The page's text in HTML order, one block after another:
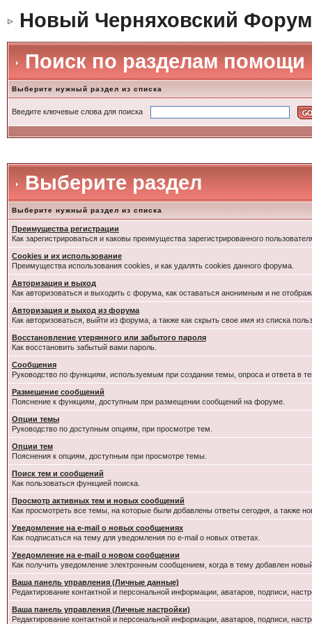
Новый Черняховский Форум
Поиск по разделам помощи
Выберите нужный раздел из списка
Введите ключевые слова для поиска
Выберите раздел
Выберите нужный раздел из списка
Преимущества регистрации
Как зарегистрироваться и каковы преимущества зарегистрированного
Cookies и их использование
Преимущества использования cookies, и как удалять cookies данного форума.
Авторизация и выход
Как авторизоваться и выходить с форума, как оставаться анонимным и не
Авторизация и выход из форума
Как авторизоваться, выйти из форума, а также как скрыть свое имя из списка
Восстановление утерянного или забытого пароля
Как восстановить забытый вами пароль.
Сообщения
Руководство по функциям, используемым при создании темы, опроса и ответа в
Размещение сообщений
Пояснение к функциям, доступным при размещении сообщений на форуме.
Опции темы
Руководство по доступным опциям, при просмотре тем.
Опции тем
Пояснения к опциям, доступным при просмотре темы.
Поиск тем и сообщений
Как пользоваться функцией поиска.
Просмотр активных тем и новых сообщений
Как просмотреть все темы, на которые были добавлены ответы сегодня, а также
Уведомление на e-mail о новых сообщениях
Как подписаться на тему для уведомления по e-mail о новых ответах.
Уведомление на е-mail о новом сообщении
Как получить уведомление электронным сообщением, когда в тему добавлен
Ваша панель управления (Личные данные)
Редактирование контактной и персональной информации, аватаров, подписи,
Ваша панель управления (Личные настройки)
Редактирование контактной и персональной информации, аватаров, подписи,